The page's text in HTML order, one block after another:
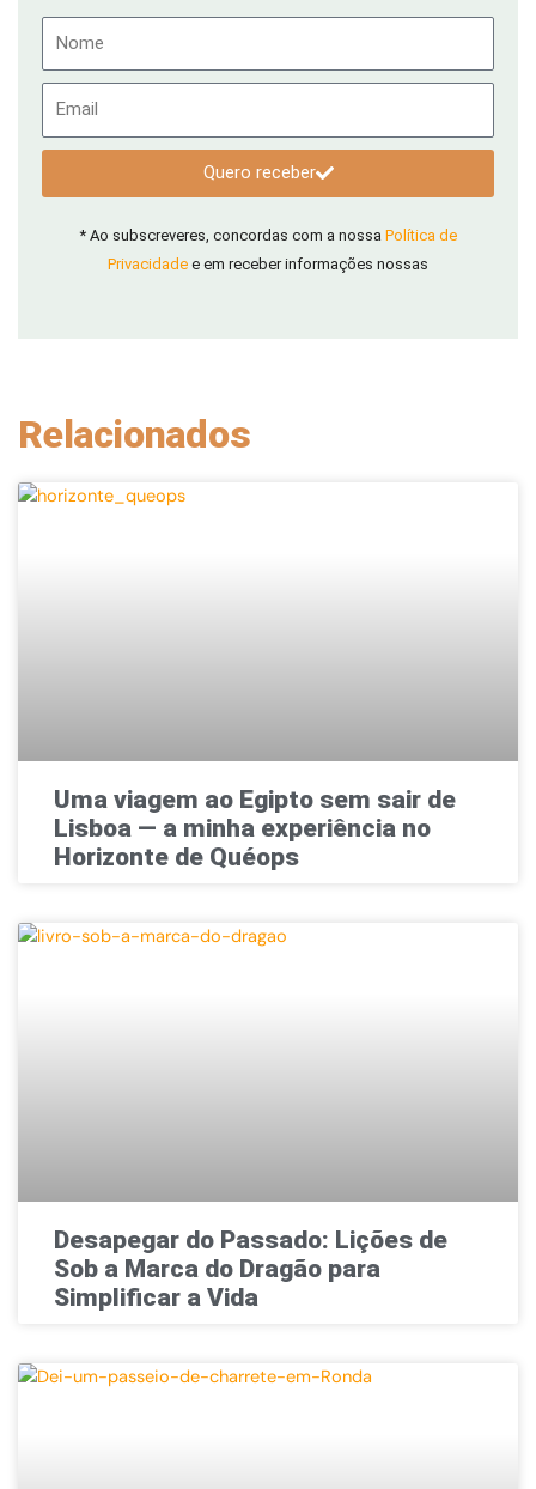
Quero receber
* Ao subscreveres, concordas com a nossa Política de
Privacidade e em receber informações nossas
Relacionados
Uma viagem ao Egipto sem sair de
Lisboa — a minha experiência no
Horizonte de Quéops
Desapegar do Passado: Lições de
Sob a Marca do Dragão para
Simplificar a Vida